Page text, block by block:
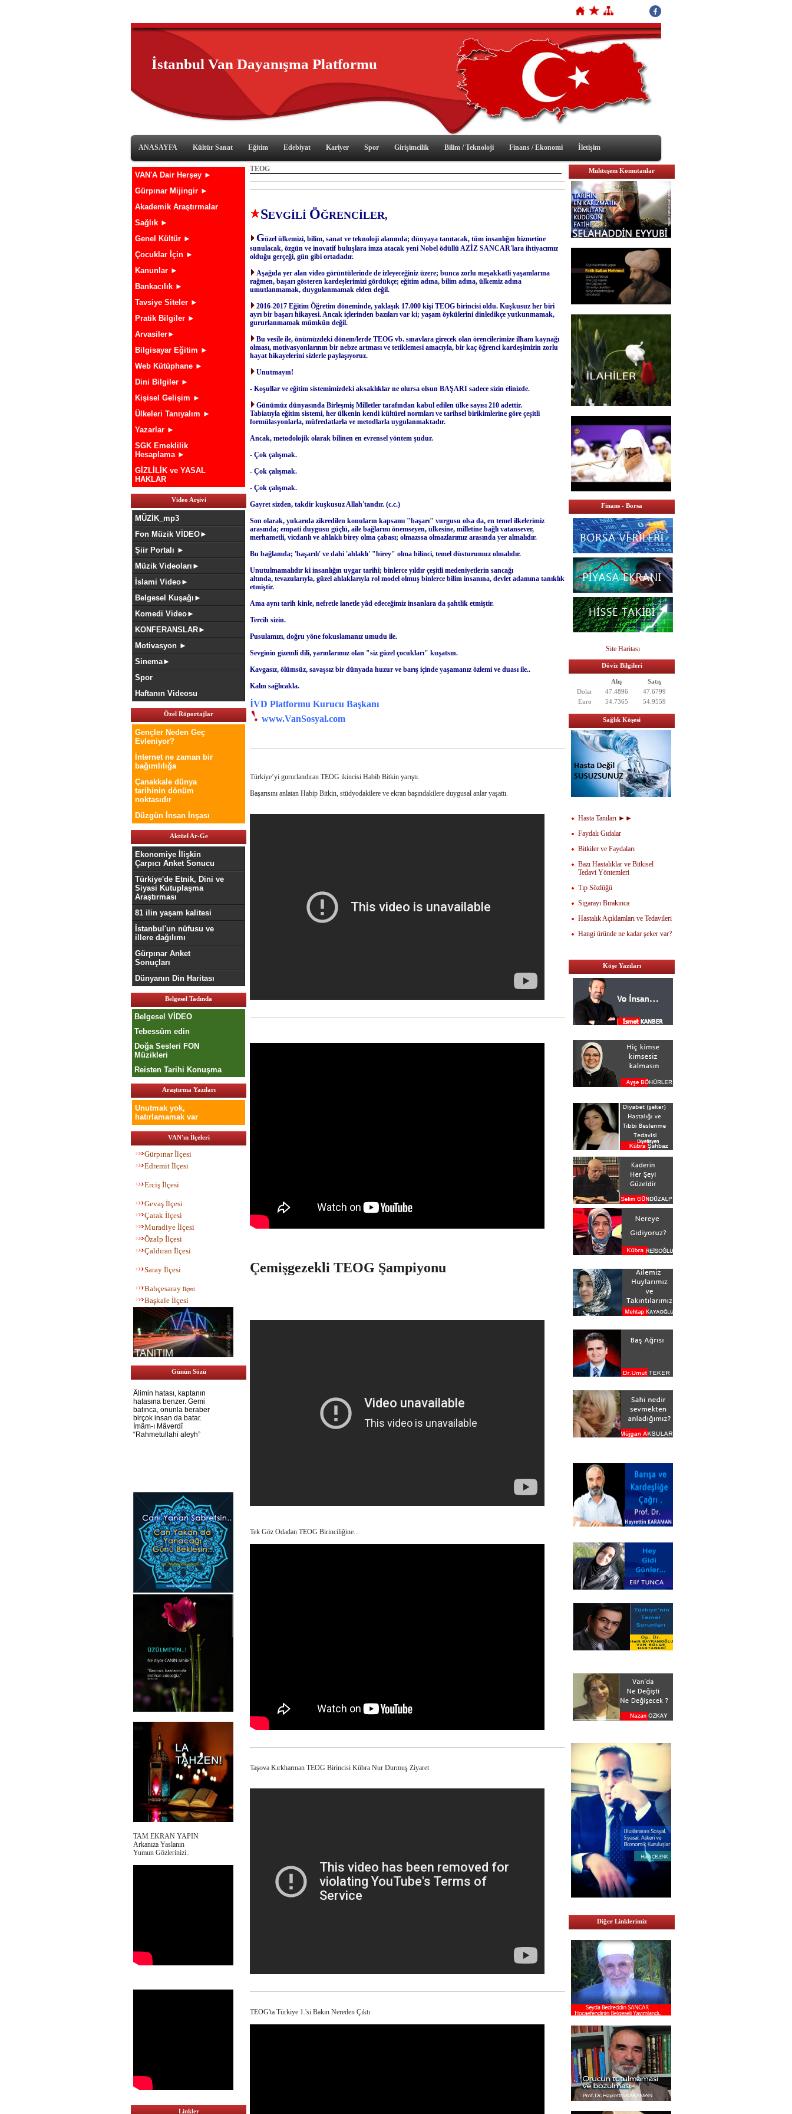
İstanbul Van Dayanışma Platformu
ANASAYFA Kültür Sanat Eğitim Edebiyat Kariyer Spor Girişimcilik Bilim / Teknoloji Finans / Ekonomi İletişim
VAN'A Dair Herşey ►
Gürpınar Mijingir ►
Akademik Araştırmalar
Sağlık ►
Genel Kültür ►
Çocuklar İçin ►
Kanunlar ►
Bankacılık ►
Tavsiye Siteler ►
Pratik Bilgiler ►
Arvasiler►
Bilgisayar Eğitim ►
Web Kütüphane ►
Dini Bilgiler ►
Kişisel Gelişim ►
Ülkeleri Tanıyalım ►
Yazarlar ►
SGK Emeklilik
Hesaplama ►
GİZLİLİK ve YASAL
HAKLAR
Video Arşivi
MÜZİK_mp3
Fon Müzik VİDEO►
Şiir Portalı ►
Müzik Videoları►
İslami Video►
Belgesel Kuşağı►
Komedi Video►
KONFERANSLAR►
Motivasyon ►
Sinema►
Spor
Haftanın Videosu
Özel Röportajlar
Gençler Neden Geç
Evleniyor?
İnternet ne zaman bir
bağımlılığa
Çanakkale dünya
tarihinin dönüm
noktasıdır
Düzgün İnsan İnşası
Aktüel Ar-Ge
Ekonomiye İlişkin
Çarpıcı Anket Sonucu
Türkiye'de Etnik, Dini ve
Siyasi Kutuplaşma
Araştırması
81 ilin yaşam kalitesi
İstanbul'un nüfusu ve
illere dağılımı
Gürpınar Anket
Sonuçları
Dünyanın Din Haritası
Belgesel Tadında
Belgesel VİDEO
Tebessüm edin
Doğa Sesleri FON
Müzikleri
Reisten Tarihi Konuşma
Araştırma Yazıları
Unutmak yok,
hatırlamamak var
VAN'ın İlçeleri
Gürpınar İlçesi
Edremit İlçesi
Erciş İlçesi
Gevaş İlçesi
Çatak İlçesi
Muradiye İlçesi
Özalp İlçesi
Çaldıran İlçesi
Saray İlçesi
Bahçesaray İlçesi
Başkale İlçesi
Günün Sözü
TAM EKRAN YAPIN
Arkanıza Yaslanın
Yumun Gözlerinizi..
Linkler
TEOG
SEVGİLİ ÖĞRENCİLER,
Güzel ülkemizi, bilim, sanat ve teknoloji alanında; dünyaya tanıtacak, tüm insanlığın hizmetine
sunulacak, özgün ve inovatif buluşlara imza atacak yeni Nobel ödüllü AZİZ SANCAR'lara ihtiyacımız
olduğu gerçeği, gün gibi ortadadır.
Aşağıda yer alan video görüntülerinde de izleyeceğiniz üzere; bunca zorlu meşakkatli yaşamlarına
rağmen, başarı gösteren kardeşlerimizi gördükçe; eğitim adına, bilim adına, ülkemiz adına
umutlanmamak, duygulanmamak elden değil.
2016-2017 Eğitim Öğretim döneminde, yaklaşık 17.000 kişi TEOG birincisi oldu. Kuşkusuz her biri
ayrı bir başarı hikayesi. Ancak içlerinden bazıları var ki; yaşam öykülerini dinledikçe yutkunmamak,
gururlanmamak mümkün değil.
Bu vesile ile, önümüzdeki dönem/lerde TEOG vb. sınavlara girecek olan örencilerimize ilham kaynağı
olması, motivasyonlarının bir nebze artması ve tetiklemesi amacıyla, bir kaç öğrenci kardeşimizin zorlu
hayat hikayelerini sizlerle paylaşıyoruz.
Unutmayın!
- Koşullar ve eğitim sistemimizdeki aksaklıklar ne olursa olsun BAŞARI sadece sizin elinizde.
Günümüz dünyasında Birleşmiş Milletler tarafından kabul edilen ülke sayısı 210 adettir.
Tabiatıyla eğitim sistemi, her ülkenin kendi kültürel normları ve tarihsel birikimlerine göre çeşitli
formülasyonlarla, müfredatlarla ve metodlarla uygulanmaktadır.
Ancak, metodolojik olarak bilinen en evrensel yöntem şudur.
- Çok çalışmak.
- Çok çalışmak.
- Çok çalışmak.
Gayret sizden, takdir kuşkusuz Allah'tandır. (c.c.)
Son olarak, yukarıda zikredilen konuların kapsamı "başarı" vurgusu olsa da, en temel ilkelerimiz
arasında; empati duygusu güçlü, aile bağlarını önemseyen, ülkesine, milletine bağlı vatansever,
merhametli, vicdanlı ve ahlaklı birey olma çabası; olmazssa olmazlarımız arasında yer almalıdır.
Bu bağlamda; 'başarılı' ve dahi 'ahlaklı' "birey" olma bilinci, temel düsturumuz olmalıdır.
Unutulmamalıdır ki insanlığın uygar tarihi; binlerce yıldır çeşitli medeniyetlerin sancağı
altında, tevazularıyla, güzel ahlaklarıyla rol model olmuş binlerce bilim insanına, devlet adamına tanıklık
etmiştir.
Ama aynı tarih kinle, nefretle lanetle yâd edeceğimiz insanlara da şahtlik etmiştir.
Tercih sizin.
Pusulamızı, doğru yöne fokuslamanız umudu ile.
Sevginin gizemli dili, yarınlarımız olan "siz güzel çocukları" kuşatsın.
Kavgasız, ölümsüz, savaşsız bir dünyada huzur ve barış içinde yaşamanız özlemi ve duası ile..
Kalın sağlıcakla.
İVD Platformu Kurucu Başkanı
www.VanSosyal.com
Türkiye’yi gururlandıran TEOG ikincisi Habib Bitkin yarıştı.
Başarısını anlatan Habip Bitkin, stüdyodakilere ve ekran başındakilere duygusal anlar yaşattı.
Çemişgezekli TEOG Şampiyonu
Tek Göz Odadan TEOG Birinciliğine...
Taşova Kırkharman TEOG Birincisi Kübra Nur Durmuş Ziyaret
TEOG'ta Türkiye 1.'si Bakın Nereden Çıktı
Muhteşem Komutanlar
Finans - Borsa
Site Haritası
Döviz Bilgileri
Alış
Satış
Dolar
47.4896
47.6799
Euro
54.7365 54.9559
Sağlık Köşesi
Hasta Tanıları ►►
Faydalı Gıdalar
Bitkiler ve Faydaları
Bazı Hastalıklar ve Bitkisel
Tedavi Yöntemleri
Tıp Sözlüğü
Sigarayı Bırakınca
Hastalık Açıklamları ve Tedavileri
Hangi üründe ne kadar şeker var?
Köşe Yazıları
Diğer Linklerimiz